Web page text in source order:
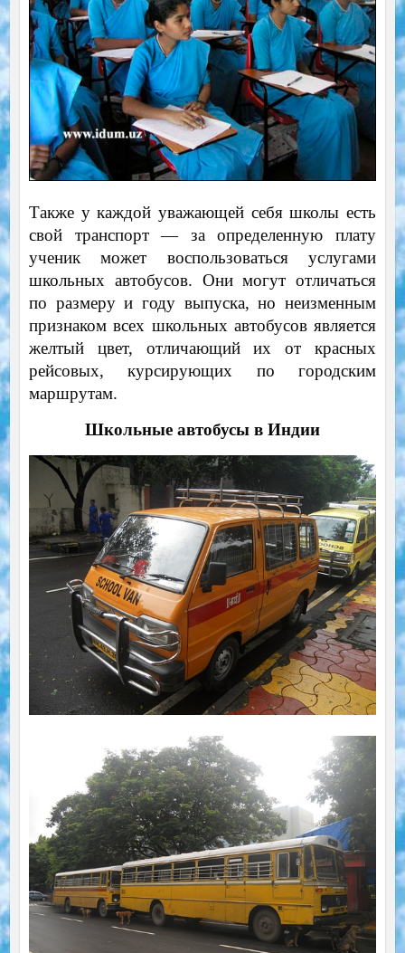
Также у каждой уважающей себя школы есть
свой транспорт — за определенную плату
ученик может воспользоваться услугами
школьных автобусов. Они могут отличаться
по размеру и году выпуска, но неизменным
признаком всех школьных автобусов является
желтый цвет, отличающий их от красных
рейсовых, курсирующих по городским
маршрутам.
Школьные автобусы в Индии